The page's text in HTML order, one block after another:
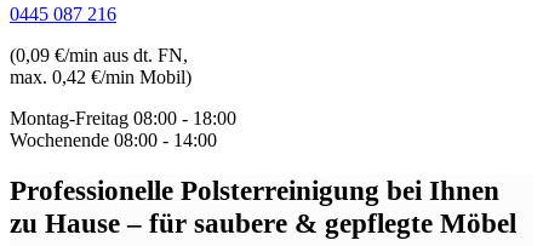
0445 087 216
(0,09 €/min aus dt. FN,
max. 0,42 €/min Mobil)
Montag-Freitag 08:00 - 18:00
Wochenende 08:00 - 14:00
Professionelle Polsterreinigung bei Ihnen
zu Hause– für saubere & gepflegte Möbel